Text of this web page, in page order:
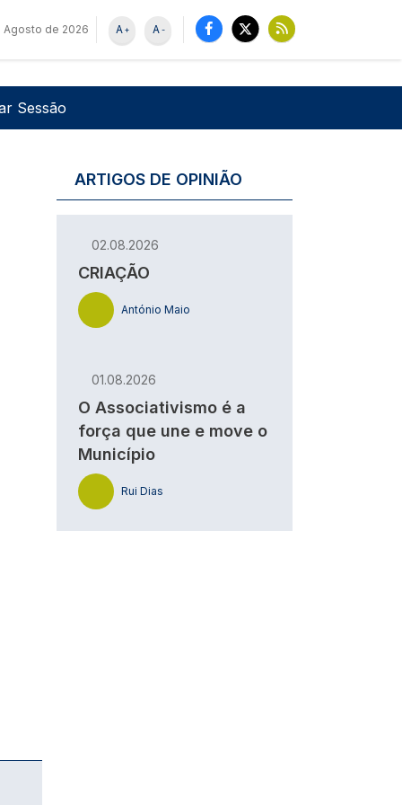
Agosto de 2026 -
A
+
A
de utilizador
Sessão
ARTIGOS DE OPINIÃO
02.08.2026
CRIAÇÃO
António Maio
01.08.2026
O Associativismo é a
força que une e move o
Município
Rui Dias